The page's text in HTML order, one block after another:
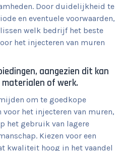
Door duidelijkheid te
en eventuele voorwaarden,
welk bedrijf het beste
het injecteren van muren
aangezien dit kan
of werk.
om te goedkope
het injecteren van muren,
het gebruik van lagere
Kiezen voor een
kwaliteit hoog in het vaandel